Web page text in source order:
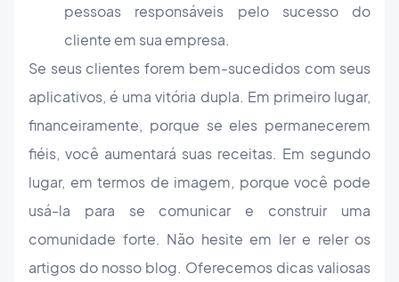
pessoas responsáveis ​​pelo sucesso do
cliente em sua empresa.
Se seus clientes forem bem-sucedidos com seus
aplicativos, é uma vitória dupla. Em primeiro lugar,
financeiramente, porque se eles permanecerem
fiéis, você aumentará suas receitas. Em segundo
lugar, em termos de imagem, porque você pode
usá-la para se comunicar e construir uma
comunidade forte. Não hesite em ler e reler os
artigos do nosso blog. Oferecemos dicas valiosas